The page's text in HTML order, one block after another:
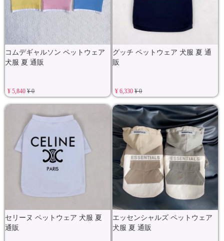
コムデギャルソン ペットウェア
犬服 夏 通販
¥ 5,840¥ 0
グッチ ペットウェア 犬服 夏 通
販
¥ 6,330¥ 0
セリーヌ ペットウェア 犬服 夏
通販
エッセンシャルズ ペットウェア
犬服 夏 通販